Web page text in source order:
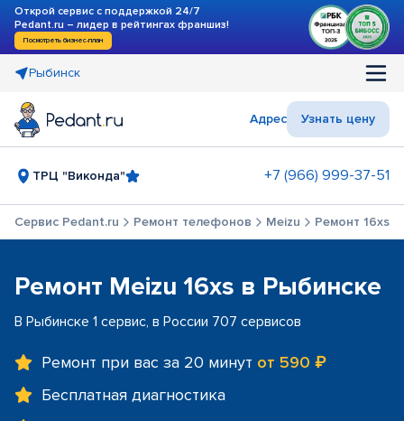
Открой сервис с поддержкой 24/7
Pedant.ru – лидер в рейтингах франшиз!
Посмотреть бизнес-план
Рыбинск
Адрес Узнать цену
ТРЦ "Виконда" +7 (966) 999-37-51
Сервис Pedant.ru Ремонт телефонов Meizu Ремонт 16xs
Ремонт Meizu 16xs в Рыбинске
В Рыбинске 1 сервис, в России 707 сервисов
Ремонт при вас за 20 минут от 590 ₽
Бесплатная диагностика